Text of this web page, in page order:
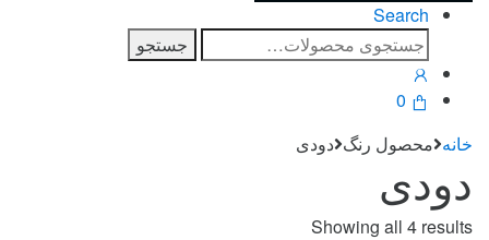
Search
جستجو
برای:
جستجو
0
خانه محصول رنگ دودی
دودی
Showing all 4 results
Sorted